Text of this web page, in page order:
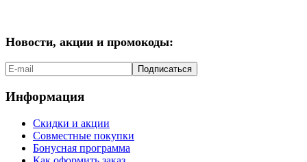
Новости, акции и промокоды:
Подписаться
Информация
Скидки и акции
Совместные покупки
Бонусная программа